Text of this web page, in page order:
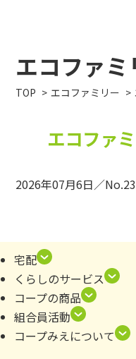
エコファミ
TOP エコファミリー
エコファ
2026年07月6日／
宅配
くらしのサービス
コープの商品
組合員活動
コープみえについて